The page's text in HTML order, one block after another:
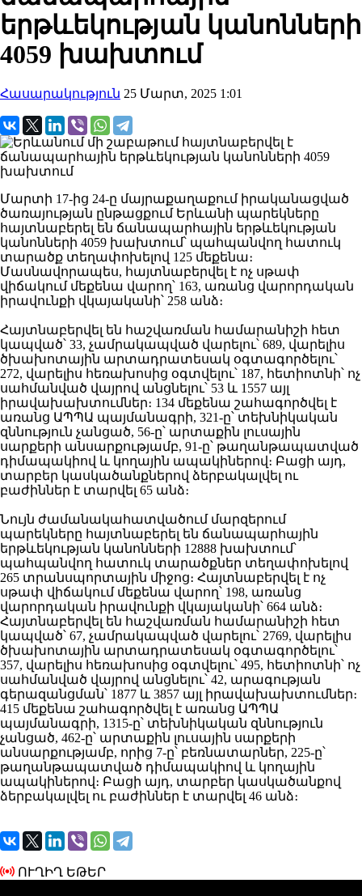
երթևեկության կանոնների
4059 խախտում
Հասարակություն 25 Մարտ, 2025 1:01
Մարտի 17-ից 24-ը մայրաքաղաքում իրականացված
ծառայության ընթացքում Երևանի պարեկները
հայտնաբերել են ճանապարհային երթևեկության
կանոնների 4059 խախտում՝ պահպանվող հատուկ
տարածք տեղափոխելով 125 մեքենա։
Մասնավորապես, հայտնաբերվել է ոչ սթափ
վիճակում մեքենա վարող՝ 163, առանց վարորդական
իրավունքի վկայականի՝ 258 անձ։
Հայտնաբերվել են հաշվառման համարանիշի հետ
կապված՝ 33, չամրակապված վարելու՝ 689, վարելիս
ծխախոտային արտադրատեսակ օգտագործելու՝
272, վարելիս հեռախոսից օգտվելու՝ 187, հետիոտնի՝ ոչ
սահմանված վայրով անցնելու՝ 53 և 1557 այլ
իրավախախտումներ։ 134 մեքենա շահագործվել է
առանց ԱՊՊԱ պայմանագրի, 321-ը՝ տեխնիկական
զննություն չանցած, 56-ը՝ արտաքին լուսային
սարքերի անսարքությամբ, 91-ը՝ թաղանթապատված
դիմապակիով և կողային ապակիներով։ Բացի այդ,
տարբեր կասկածանքներով ձերբակալվել ու
բաժիններ է տարվել 65 անձ։
Նույն ժամանակահատվածում մարզերում
պարեկները հայտնաբերել են ճանապարհային
երթևեկության կանոնների 12888 խախտում՝
պահպանվող հատուկ տարածքներ տեղափոխելով
265 տրանսպորտային միջոց։ Հայտնաբերվել է ոչ
սթափ վիճակում մեքենա վարող՝ 198, առանց
վարորդական իրավունքի վկայականի՝ 664 անձ։
Հայտնաբերվել են հաշվառման համարանիշի հետ
կապված՝ 67, չամրակապված վարելու՝ 2769, վարելիս
ծխախոտային արտադրատեսակ օգտագործելու՝
357, վարելիս հեռախոսից օգտվելու՝ 495, հետիոտնի՝ ոչ
սահմանված վայրով անցնելու՝ 42, արագության
գերազանցման՝ 1877 և 3857 այլ իրավախախտումներ։
415 մեքենա շահագործվել է առանց ԱՊՊԱ
պայմանագրի, 1315-ը՝ տեխնիկական զննություն
չանցած, 462-ը՝ արտաքին լուսային սարքերի
անսարքությամբ, որից 7-ը՝ բեռնատարներ, 225-ը՝
թաղանթապատված դիմապակիով և կողային
ապակիներով։ Բացի այդ, տարբեր կասկածանքով
ձերբակալվել ու բաժիններ է տարվել 46 անձ։
ՈՒՂԻՂ ԵԹԵՐ